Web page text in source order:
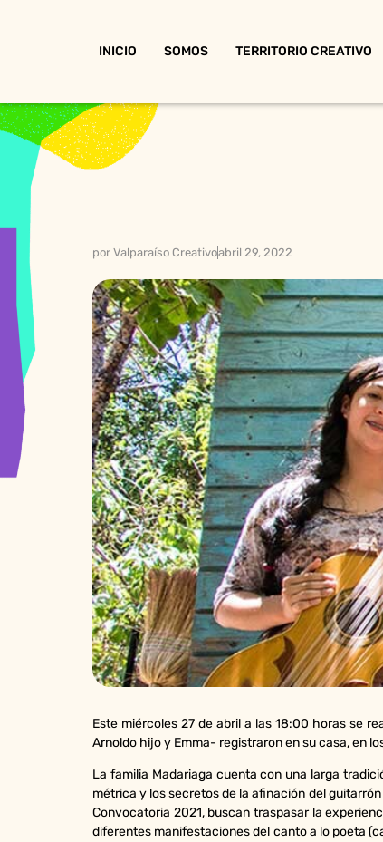
INICIO SOMOS TERRITORIO CREATIVO
por Valparaíso Creativoabril 29, 2022
Este miércoles 27 de abril a las 18:00 horas se
Arnoldo hijo y Emma- registraron en su casa, en
La familia Madariaga cuenta con una larga
métrica y los secretos de la afinación del
Convocatoria 2021, buscan traspasar la
diferentes manifestaciones del canto a lo poeta